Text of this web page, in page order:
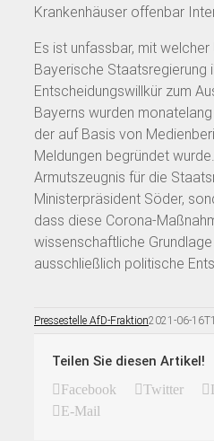
Krankenhäuser offenbar
Es ist unfassbar, mit
Bayerische Staatsregierung
Entscheidungswillkür zum
Bayerns wurden
der auf Basis von
Meldungen begründet
Armutszeugnis für die
Ministerpräsident Söder,
dass diese Corona-
wissenschaftliche
ausschließlich politische
Pressestelle AfD-Fraktion2021-06-
Teilen Sie diesen Artikel!
Facebook Twitter
E-Mail